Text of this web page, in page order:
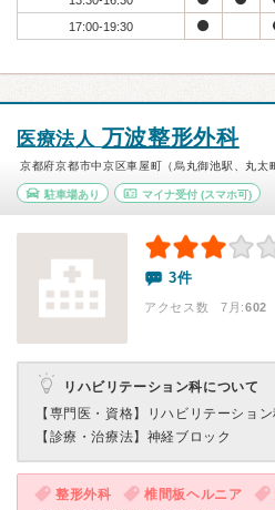
17:00-19:30
医療法人 万波整形外科
京都府京都市中京区車屋町（烏丸御池駅、丸太
駐車場あり マイナ受付(スマホ可)
3件
アクセス数 7月:602
リハビリテーション科について
【専門医・資格】
リハビリテーショ
【診療・治療法】 神経ブロック
整形外科 椎間板ヘルニア